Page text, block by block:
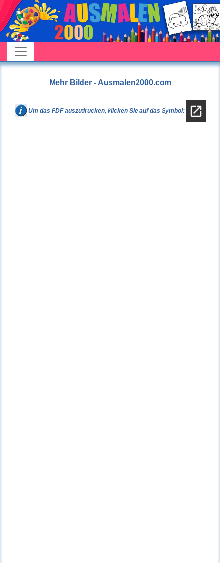
Mehr Bilder - Ausmalen2000.com
Um das PDF auszudrucken, klicken Sie auf das Symbol: